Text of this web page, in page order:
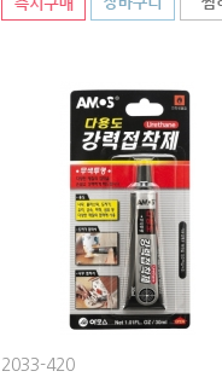
2033-420